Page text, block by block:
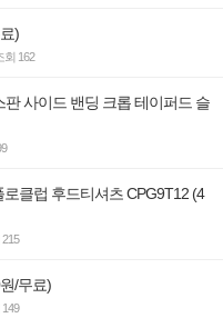
)
회 162
판 사이드 밴딩 크롭 테이퍼드 슬
클럽 후드티셔츠 CPG9T12 (4
215
/무료)
149